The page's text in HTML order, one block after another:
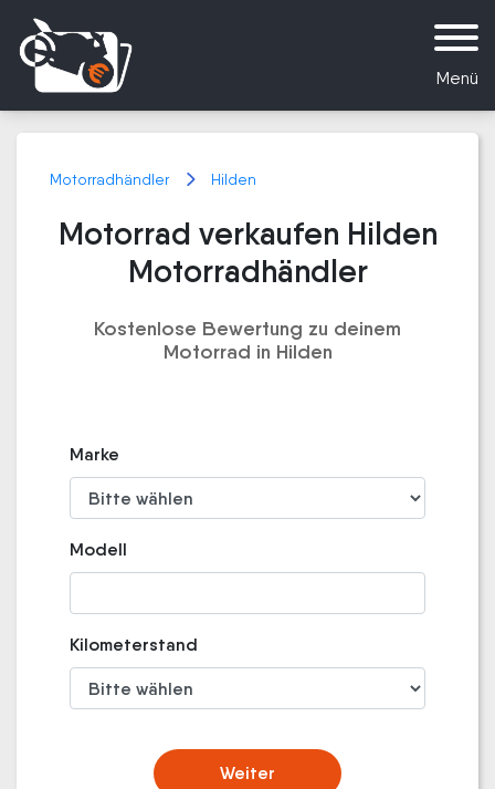
Menü
Motorradhändler Hilden
Motorrad verkaufen Hilden
Motorradhändler
Kostenlose Bewertung zu deinem
Motorrad in Hilden
Marke
Modell
Kilometerstand
Weiter